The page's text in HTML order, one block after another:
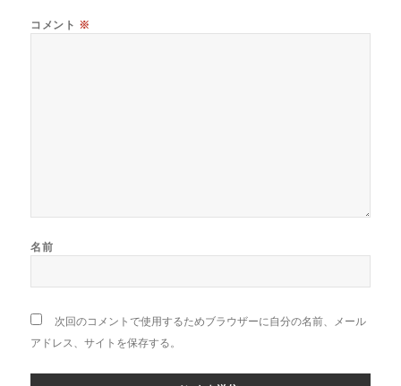
コメント ※
名前
次回のコメントで使用するためブラウザーに自分の名前、メール
アドレス、サイトを保存する。